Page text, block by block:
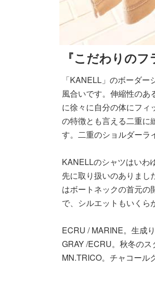
『こだわりのフ
「KANELL」のボーダ
風合いです。伸縮性のあ
に徐々に自分の体にフィ
の特徴とも言える二重に
す。二重のショルダーラ
KANELLのシャツはいわ
先に取り扱いのありまし
はボートネックの首元
で、シルエットもいくら
ECRU / MARINE。生成
GRAY /ECRU。秋冬の
MN.TRICO。チャコール